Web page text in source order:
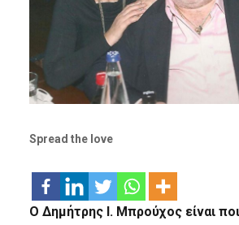
Spread the love
Ο Δημήτρης Ι. Μπρούχος είναι